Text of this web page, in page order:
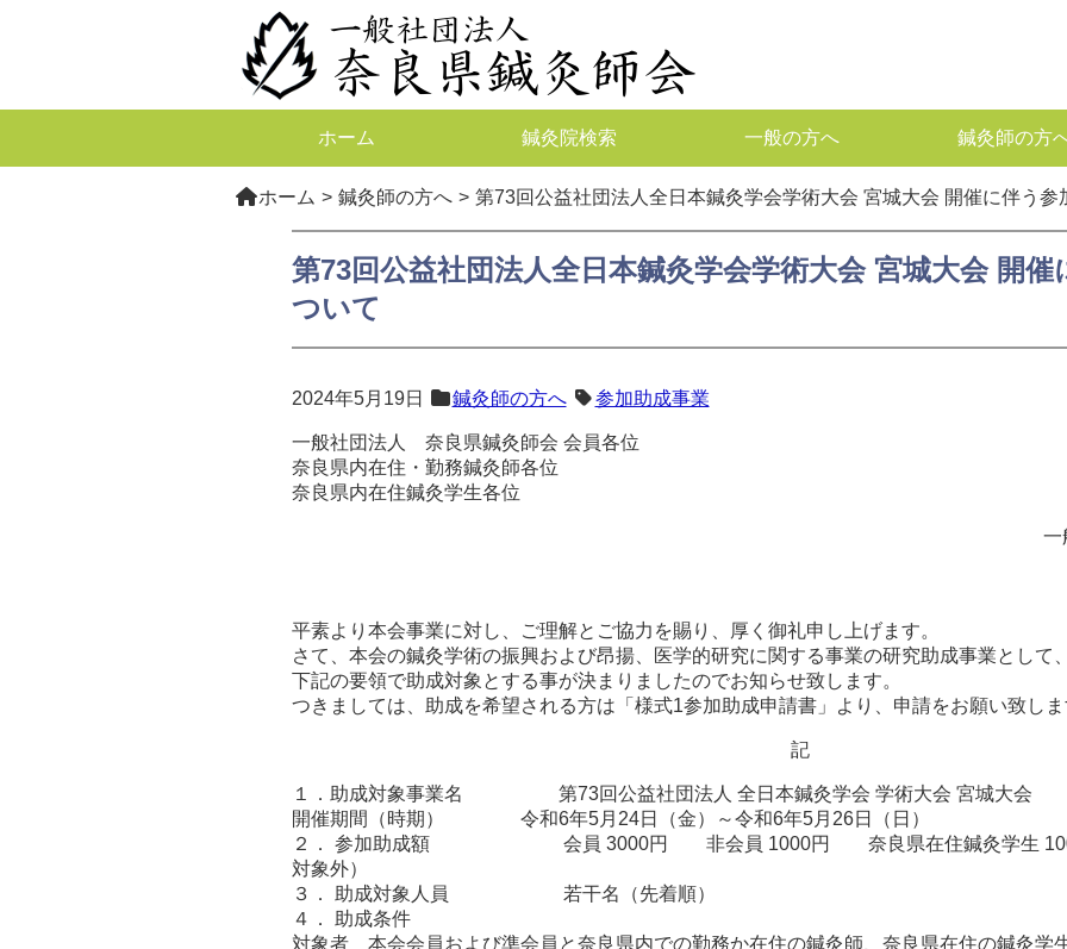
ホーム 鍼灸院検索 一般の方へ 鍼灸師の方
ホーム 鍼灸師の方へ 第73回公益社団法人全日本鍼灸学会学術大会 宮城大会 開催に伴う参
第73回公益社団法人全日本鍼灸学会学術大会 宮城大会 開催
ついて
2024年5月19日 鍼灸師の方へ 参加助成事業
一般社団法人 奈良県鍼灸師会 会員各位
奈良県内在住・勤務鍼灸師各位
奈良県内在住鍼灸学生各位
一
平素より本会事業に対し、ご理解とご協力を賜り、厚く御礼申し上げます。
さて、本会の鍼灸学術の振興および昂揚、医学的研究に関する事業の研究助成事業として、
下記の要領で助成対象とする事が決まりましたのでお知らせ致します。
つきましては、助成を希望される方は「様式1参加助成申請書」より、申請をお願い致しま
記
１．助成対象事業名 第73回公益社団法人 全日本鍼灸学会 学術大会 宮城大会
開催期間（時期） 令和6年5月24日（金）～令和6年5月26日（日）
２． 参加助成額 会員 3000円 非会員 1000円 奈良県在住鍼灸学生 1000
対象外）
３． 助成対象人員 若干名（先着順）
４． 助成条件
対象者 本会会員および準会員と奈良県内での勤務か在住の鍼灸師、奈良県在住の鍼灸学